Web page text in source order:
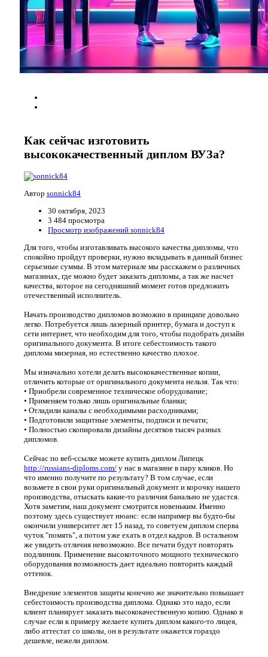
Как сейчас изготовить
высококачественный диплом ВУЗа?
Автор sonnick84
30 октября, 2023
3 484 просмотра
Просмотр изображений sonnick84
Для того, чтобы изготавливать высокого качества дипломы, что
спокойно пройдут проверки, нужно вкладывать в данный бизнес
серьезные суммы. В этом материале мы расскажем о различных
магазинах, где можно будет заказать дипломы, а так же насчет
качества, которое на сегодняшний момент готов предложить
отечественный исполнитель.
Начать производство дипломов возможно в принципе довольно
легко. Потребуется лишь лазерный принтер, бумага и доступ к
сети интернет, что необходим для того, чтобы подобрать дизайн
оригинального документа. В итоге себестоимость такого
диплома мизерная, но естественно качество плохое.
Мы изначально хотели делать высококачественные копии,
отличить которые от оригинального документа нельзя. Так что:
• Приобрели современное техническое оборудование;
• Применяем только лишь оригинальные бланки;
• Отладили каналы с необходимыми расходниками;
• Подготовили защитные элементы, подписи и печати;
• Полностью скопировали дизайны десятков тысяч разных
дипломов.
Сейчас по веб-ссылке можете купить диплом Липецк
http://russians-diploms.com/ у нас в магазине в пару кликов. Но
что именно получите по результату? В том случае, если
возьмете в свои руки оригинальный документ и корочку нашего
производства, отыскать какие-то различия банально не удастся.
Хотя заметим, наш документ смотрится новеньким. Именно
поэтому здесь существует нюанс: если например вы будто-бы
окончили университет лет 15 назад, то советуем диплом сперва
чуток "помять", а потом уже ехать в отдел кадров. В остальном
же увидеть отличия невозможно. Все печати будут повторять
подлинник. Применение высокоточного мощного технического
оборудования возможность дает идеально повторить каждый
оттенок.
Внедрение элементов защиты конечно же значительно повышает
себестоимость производства диплома. Однако это надо, если
клиент планирует заказать высококачественную копию. Однако в
случае если к примеру желаете купить диплом какого-то лицея,
либо аттестат со школы, он в результате окажется гораздо
дешевле, нежели диплом.